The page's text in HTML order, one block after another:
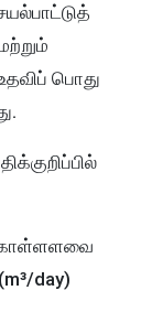
பொது
கொள்ளளவை
day)